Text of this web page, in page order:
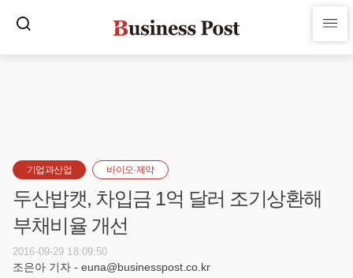
기업과산업 바이오·제약
두산밥캣, 차입금 1억 달러 조기상환해
부채비율 개선
2016-09-29 18:09:50
조은아 기자 - euna@businesspost.co.kr